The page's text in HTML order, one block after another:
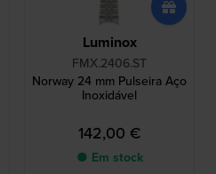
Luminox
FMX.2406.ST
Norway 24 mm Pulseira Aço
Inoxidável
142,00 €
● Em stock